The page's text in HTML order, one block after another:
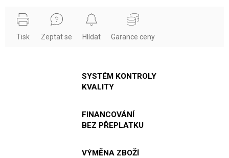
Tisk Zeptat se Hlídat Garance ceny
SYSTÉM KONTROLY
KVALITY
FINANCOVÁNÍ
BEZ PŘEPLATKU
VÝMĚNA ZBOŽÍ